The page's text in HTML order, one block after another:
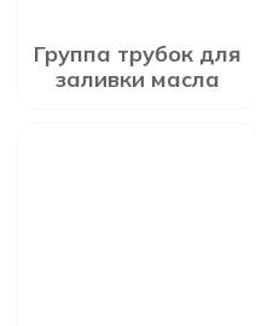
Группа трубок для
заливки масла